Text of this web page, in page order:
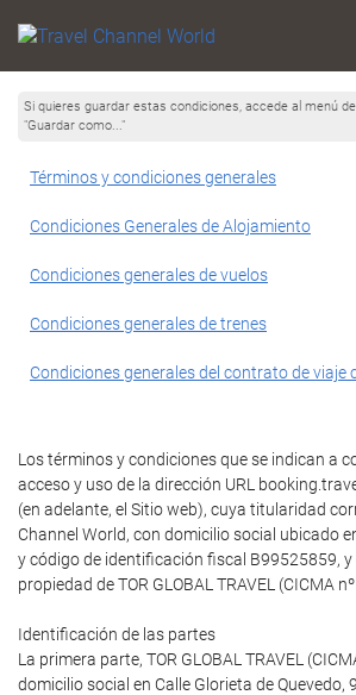
Si quieres guardar estas condiciones, accede al menú
"Guardar como..."
Términos y condiciones generales
Condiciones Generales de Alojamiento
Condiciones generales de vuelos
Condiciones generales de trenes
Condiciones generales del contrato de viaje
Los términos y condiciones que se indican a
acceso y uso de la dirección URL
(en adelante, el Sitio web), cuya titularidad
Channel World, con domicilio social ubicado
y código de identificación fiscal B99525859,
propiedad de TOR GLOBAL TRAVEL (CICMA
Identificación de las partes
La primera parte, TOR GLOBAL TRAVEL
domicilio social en Calle Glorieta de Quevedo,